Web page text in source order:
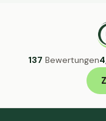
137 Bewertungen